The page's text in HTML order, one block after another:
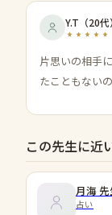
Y.T （20代）
片思いの相手
たこともない
この先生に近
月海
占い